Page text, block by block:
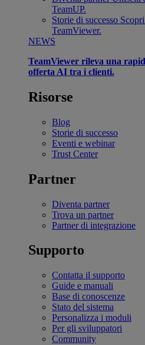
TeamUP.
Storie di successo
TeamViewer.
NEWS
TeamViewer rileva una
offerta AI tra i clienti.
Risorse
Blog
Storie di successo
Eventi e webinar
Trust Center
Partner
Diventa partner
Trova un partner
Partner di integrazione
Supporto
Contatta il supporto
Guide e manuali
Base di conoscenze
Stato del sistema
Personalizza i moduli
Per gli sviluppatori
Community